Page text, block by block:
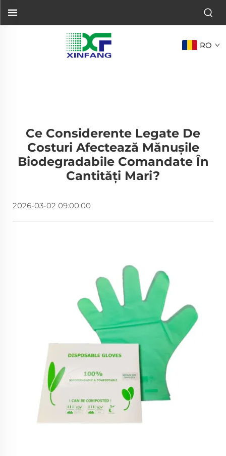
RO
Ce Considerente Legate De
Costuri Afectează Mănușile
Biodegradabile Comandate În
Cantități Mari?
2026-03-02 09:00:00